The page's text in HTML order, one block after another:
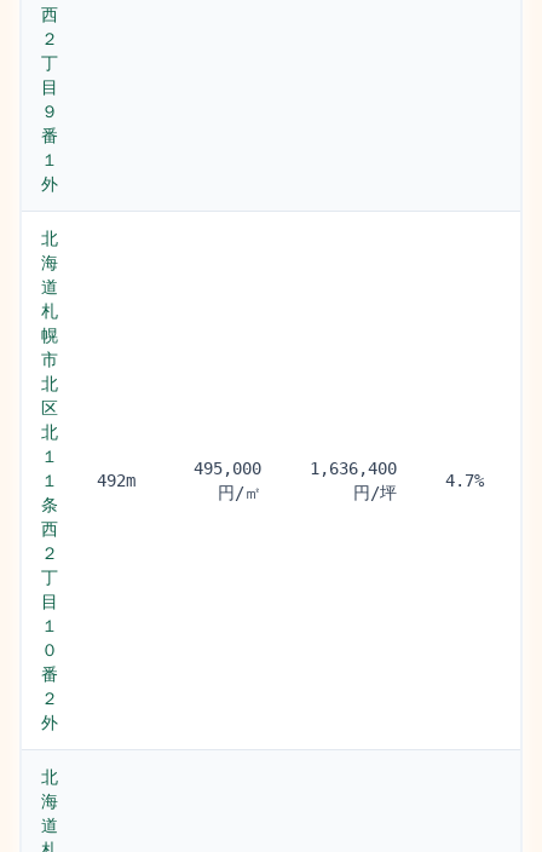
西
２
丁
目
９
番
１
外
北
海
道
札
幌
市
北
区
北
１
１
条
西
２
丁
目
１
０
番
２
外
492m
495,000
円/㎡
1,636,400
円/坪
4.7%
北
海
道